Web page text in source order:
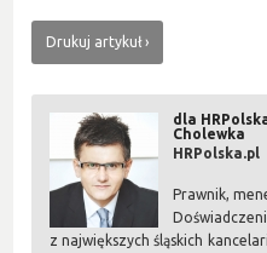
Drukuj artykuł
dla
Cholewka
HRPolska.pl
Prawnik,
z największych śląskich